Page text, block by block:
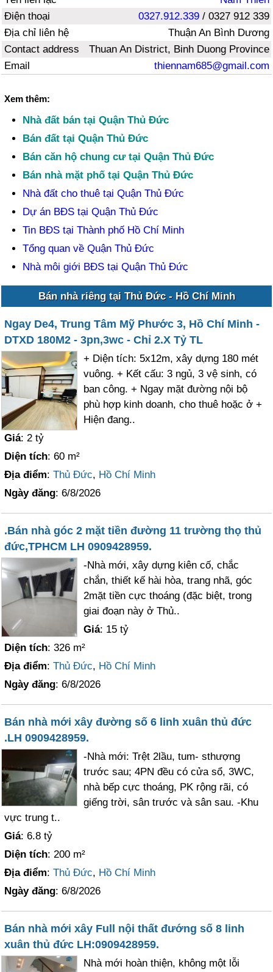
Điện thoại
0327.912.339/ 0327 912 339
Địa chỉ liên hệ
Thuận An Bình Dương
Contact address
Thuan An District, Binh Duong Province
Email
thiennam685@gmail.com
Xem thêm:
Nhà đất bán tại Quận Thủ Đức
Bán đất tại Quận Thủ Đức
Bán căn hộ chung cư tại Quận Thủ Đức
Bán nhà mặt phố tại Quận Thủ Đức
Nhà đất cho thuê tại Quận Thủ Đức
Dự án BĐS tại Quận Thủ Đức
Tin BĐS tại Thành phố Hồ Chí Minh
Tổng quan về Quận Thủ Đức
Nhà môi giới BĐS tại Quận Thủ Đức
Bán nhà riêng tại Thủ Đức - Hồ Chí Minh
Ngay De4, Trung Tâm Mỹ Phước 3, Hồ Chí Minh -
DTXD 180M2 - 3pn,3wc - Chỉ 2.X Tỷ TL
+ Diện tích: 5x12m, xây dựng 180 mét
vuông. + Kết cấu: 3 ngủ, 3 vệ sinh, có
ban công. + Ngay mặt đường nội bộ
phù hợp kinh doanh, cho thuê hoặc ở +
Hiện đang..
Giá: 2 tỷ
Diện tích: 60 m²
Địa điểm:Thủ Đức, Hồ Chí Minh
Ngày đăng: 6/8/2026
.Bán nhà góc 2 mặt tiền đường 11 trường thọ thủ
đức,TPHCM LH 0909428959.
-Nhà mới, xây dựng kiên cố, chắc
chắn, thiết kế hài hòa, trang nhã, góc
2mặt tiền cực thoáng (đặc biệt, trong
giai đoạn này ở Thủ..
Giá: 15 tỷ
Diện tích: 326 m²
Địa điểm:Thủ Đức, Hồ Chí Minh
Ngày đăng: 6/8/2026
Bán nhà mới xây đường số 6 linh xuân thủ đức
.LH 0909428959.
-Nhà mới: Trệt 2lầu, tum- sthượng
trước sau; 4PN đều có cửa sổ, 3WC,
nhà bếp cực thoáng, PK rộng rãi, có
giếng trời, sân trước và sân sau. -Khu
vực trung t..
Giá: 6.8 tỷ
Diện tích: 200 m²
Địa điểm:Thủ Đức, Hồ Chí Minh
Ngày đăng: 6/8/2026
Bán nhà mới xây Full nội thất đướng số 8 linh
xuân thủ đức LH:0909428959.
Nhà mới hoàn thiện, không một lỗi